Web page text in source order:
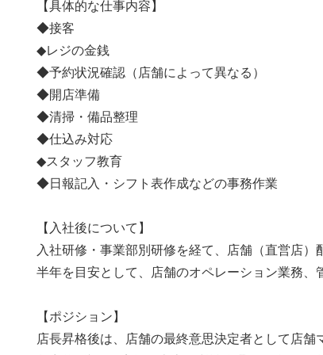
【具体的な仕事内容】
◆接客
◆レジの金銭
◆予約状況確認（店舗によって異なる）
◆開店準備
◆清掃・備品整理
◆仕込み対応
◆スタッフ教育
◆日報記入・シフト表作成などの事務作業
【入社後について】
入社研修・事業部別研修を経て、店舗（直営店）
半年を目安として、店舗のオペレーション業務、
【ポジション】
店長昇格後は、店舗の最終意思決定者として店舗